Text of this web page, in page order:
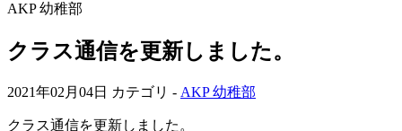
AKP 幼稚部
クラス通信を更新しました。
2021年02月04日 カテゴリ - AKP 幼稚部
クラス通信を更新しました。